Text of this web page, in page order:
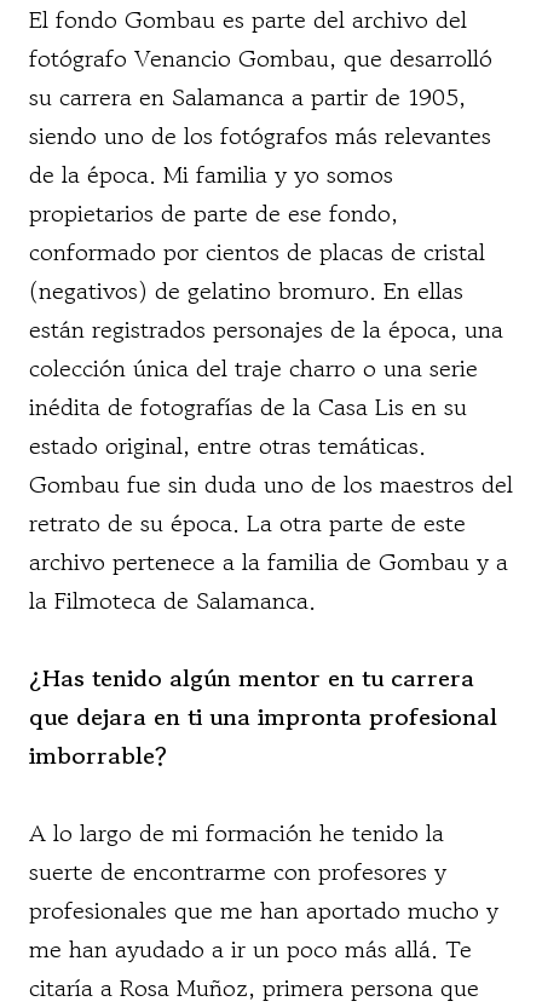
El fondo Gombau es parte del archivo del
fotógrafo Venancio Gombau, que desarrolló
su carrera en Salamanca a partir de 1905,
siendo uno de los fotógrafos más relevantes
de la época. Mi familia y yo somos
propietarios de parte de ese fondo,
conformado por cientos de placas de cristal
(negativos) de gelatino bromuro. En ellas
están registrados personajes de la época, una
colección única del traje charro o una serie
inédita de fotografías de la Casa Lis en su
estado original, entre otras temáticas.
Gombau fue sin duda uno de los maestros del
retrato de su época. La otra parte de este
archivo pertenece a la familia de Gombau y a
la Filmoteca de Salamanca.
¿Has tenido algún mentor en tu carrera
que dejara en ti una impronta profesional
imborrable?
A lo largo de mi formación he tenido la
suerte de encontrarme con profesores y
profesionales que me han aportado mucho y
me han ayudado a ir un poco más allá. Te
citaría a Rosa Muñoz, primera persona que